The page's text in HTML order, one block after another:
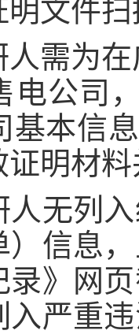
文件
人需为
电公司
基本信
明材
人无列
）信息
录》网
入严重